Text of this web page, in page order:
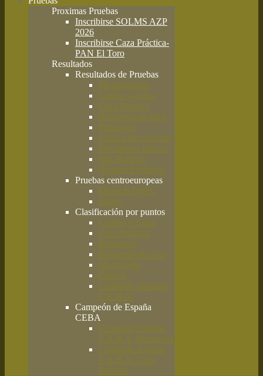
Proximas Pruebas
Inscribirse SOLMS AZP
2026
Inscribirse Caza Práctica-
PAN El Toro
Resultados
Resultados de Pruebas
Monográficas
Campo y Agua
Caza Práctica
Búsqueda de caza
Primavera
Clásica de codorniz
Disciplinas básicas
San Huberto
Jóvenes Promesas
Pruebas centroeuropeas
Deutsch Derby
Solms
Clasificación por puntos
Campo y Agua
Caza Práctica
Primavera
Búsqueda de caza
Morfología
Clásica
Campeón absoluto
C.E.B.A.
Campeón de España
CEBA
Campeón España
C.E.B.A. Primavera
Campeón España
C.E.B.A. Caza
Práctica